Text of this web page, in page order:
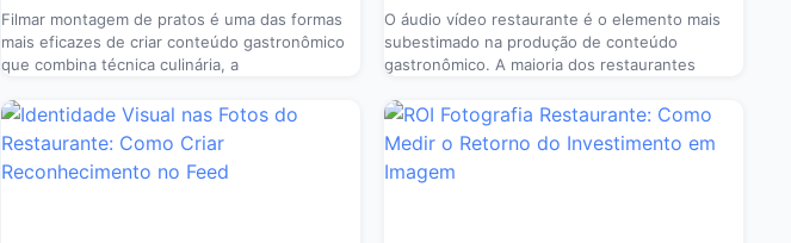
Filmar montagem de pratos é uma das formas
mais eficazes de criar conteúdo gastronômico
que combina técnica culinária, a
O áudio vídeo restaurante é o elemento mais
subestimado na produção de conteúdo
gastronômico. A maioria dos restaurantes